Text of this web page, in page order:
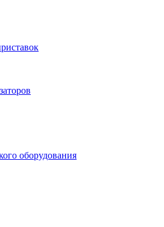
оборудования